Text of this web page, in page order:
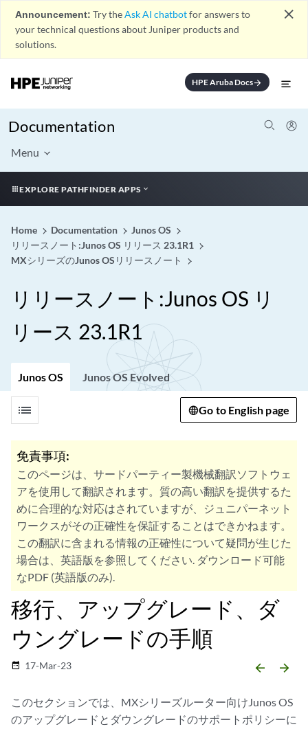
Announcement: Try theAsk AI chatbotfor answers to
your technical questions about Juniper products and
solutions.
close
HPE Aruba Docsarrow_forward
Documentation
Menu
EXPLORE PATHFINDER APPS
Home Documentation
Junos OS
リリースノート:Junos OS リリース 23.1R1
MXシリーズのJunos OSリリースノート
リリースノート:Junos OS リ
リース 23.1R1
Junos OS Junos OS Evolved
list Go to English page
免責事項:
このページは、サードパーティー製機械翻訳ソフトウェ
アを使用して翻訳されます。質の高い翻訳を提供するた
めに合理的な対応はされていますが、ジュニパーネット
ワークスがその正確性を保証することはできかねます。
この翻訳に含まれる情報の正確性について疑問が生じた
場合は、英語版を参照してください. ダウンロード可能
なPDF (英語版のみ).
移行、アップグレード、ダ
ウングレードの手順
date_range 17-Mar-23 arrow_backward arrow_forward
このセクションでは、MXシリーズルーター向けJunos OS
のアップグレードとダウングレードのサポートポリシーに